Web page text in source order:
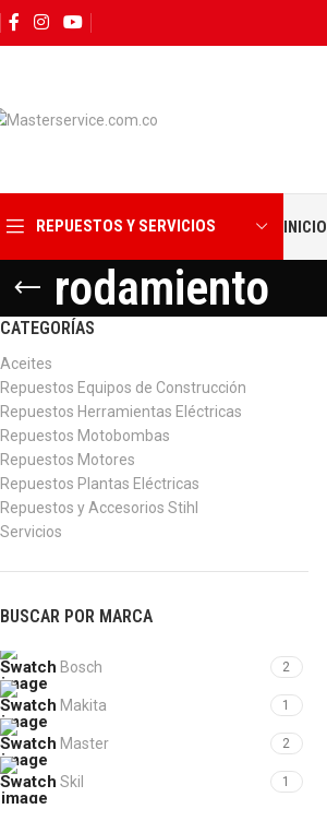
REPUESTOS Y SERVICIOS INICIO
rodamiento
CATEGORÍAS
Aceites
Repuestos Equipos de Construcción
Repuestos Herramientas Eléctricas
Repuestos Motobombas
Repuestos Motores
Repuestos Plantas Eléctricas
Repuestos y Accesorios Stihl
Servicios
BUSCAR POR MARCA
Bosch 2
Makita 1
Master 2
Skil 1